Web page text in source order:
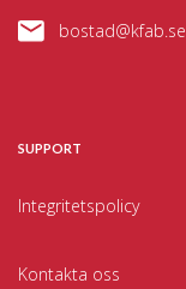
bostad@kfab.se
SUPPORT
Integritetspolicy
Kontakta oss